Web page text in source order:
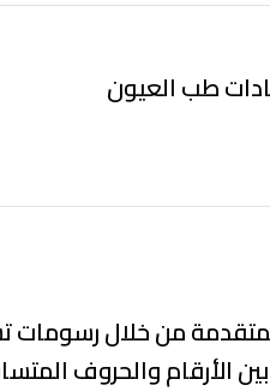
طب العيون
من خلال رسومات
الأرقام والحروف